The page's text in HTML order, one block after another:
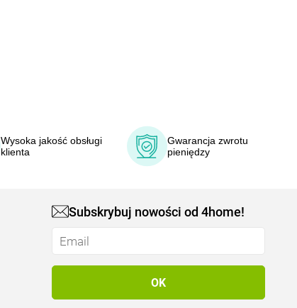
Wysoka jakość obsługi
klienta
Gwarancja zwrotu
pieniędzy
Subskrybuj nowości od 4home!